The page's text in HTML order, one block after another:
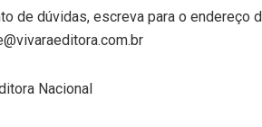
de dúvidas, escreva para o endereço
Nacional